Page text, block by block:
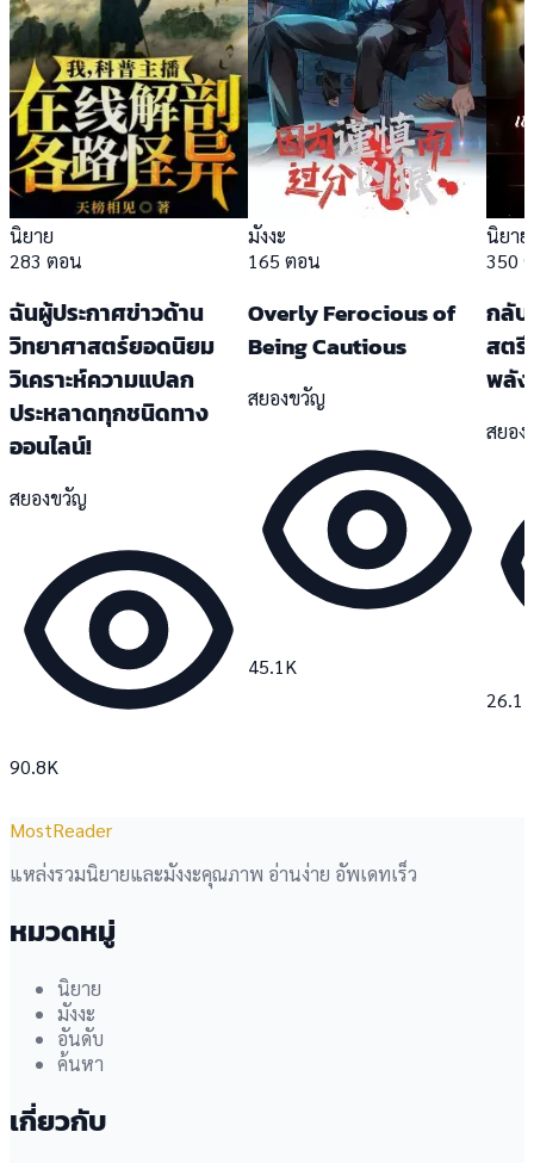
นิยาย
283 ตอน
ฉันผู้ประกาศข่าวด้าน
วิทยาศาสตร์ยอดนิยม
วิเคราะห์ความแปลก
ประหลาดทุกชนิดทาง
ออนไลน์!
สยองขวัญ
90.8K
มังงะ
165 ตอน
Overly Ferocious of
Being Cautious
สยองขวัญ
45.1K
นิยาย
350
กลับ
สตรี
พลั
สยอ
26.1K
MostReader
แหล่งรวมนิยายและมังงะคุณภาพ อ่านง่าย อัพเดทเร็ว
หมวดหมู่
นิยาย
มังงะ
อันดับ
ค้นหา
เกี่ยวกับ